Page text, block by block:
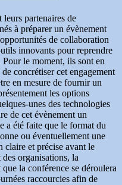
Canada
«
Sur
le
seuil
:
apprendre
du
passé,
construire
l’avenir
»
partenaires de
à préparer un évènement
de collaboration
innovants pour reprendre
le moment, ils sont en
concrétiser cet engagement
en mesure de fournir un
les options
unes des technologies
de cet évènement un
a été faite que le format du
ou éventuellement une
claire et précise avant le
organisations, la
la conférence se déroulera
raccourcies afin de